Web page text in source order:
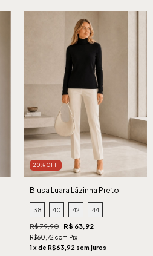
20% OFF
Blusa Luara Lãzinha Preto
38 40 42 44
R$ 79,90 R$ 63,92
R$60,72 com Pix
1 x de R$63,92 sem juros